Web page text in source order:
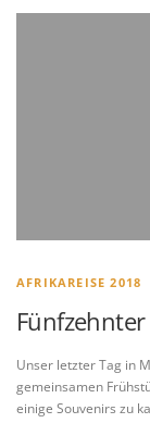
AFRIKAREISE 2018
Fünfzehnter
Unser letzter Tag in
gemeinsamen
einige Souvenirs zu